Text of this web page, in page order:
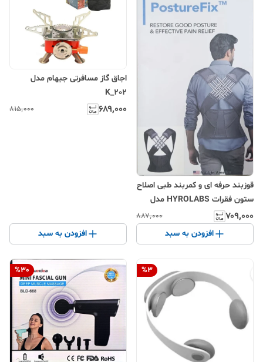
قوزبند حرفه ای و کمربند طبی اصلاح
ستون فقرات HYROLABS مدل
PostureFix
۷۰۹٬۰۰۰ ۸۸۷٬۰۰۰
افزودن به سبد
اجاق گاز مسافرتی جیهام مدل
K_202
۶۸۹٬۰۰۰ ۸۱۵٬۰۰۰
افزودن به سبد
%3
%30